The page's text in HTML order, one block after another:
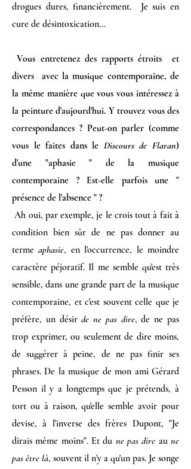
drogues dures, financièrement. Je suis en
cure de désintoxication...
Vous entretenez des rapports étroits et
divers avec la musique contemporaine, de
la même manière que vous vous intéressez à
la peinture d'aujourd'hui. Y trouvez vous des
correspondances ? Peut-on parler (comme
vous le faites dans le Discours de Flaran)
d'une "aphasie " de la musique
contemporaine ? Est-elle parfois une "
présence de l'absence " ?
Ah oui, par exemple, je le crois tout à fait à
condition bien sûr de ne pas donner au
termeaphasie, en l'occurrence, le moindre
caractère péjoratif. Il me semble qu'est très
sensible, dans une grande part de la musique
contemporaine, et c'est souvent celle que je
préfère, un désirde ne pas dire, de ne pas
trop exprimer, ou seulement de dire moins,
de suggérer à peine, de ne pas finir ses
phrases. De la musique de mon ami Gérard
Pesson il y a longtemps que je prétends, à
tort ou à raison, qu'elle semble avoir pour
devise, à l'inverse des frères Dupont, "Je
dirais même moins". Et du ne pas dire aune
pas être là, souvent il n'y a qu'un pas. Je songe